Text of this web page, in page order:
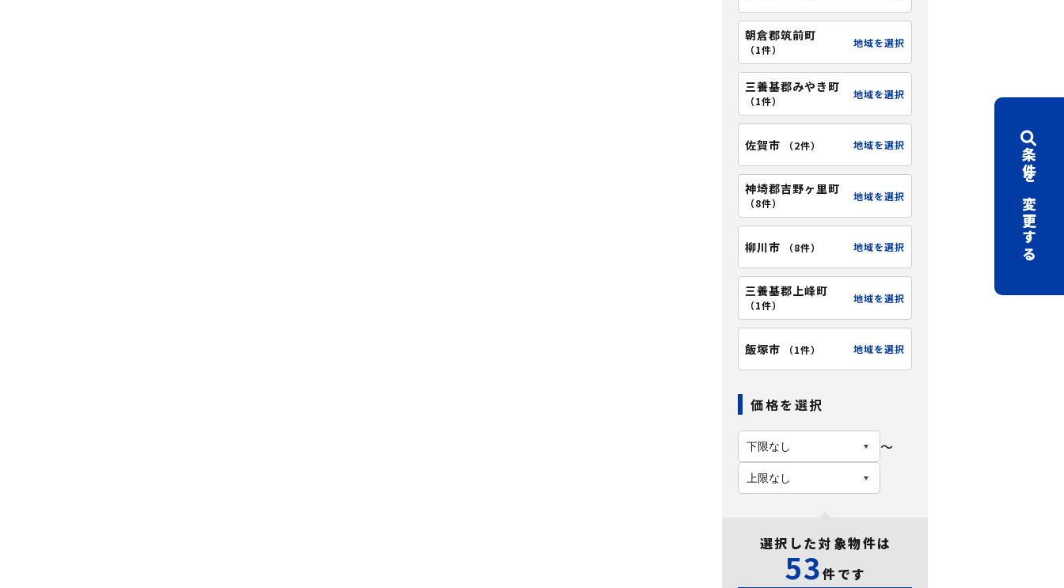
朝倉郡筑前町
（1件）
地域を選択
三養基郡みやき町
（1件）
地域を選択
佐賀市 （2件） 地域を選択
神埼郡吉野ヶ里町
（8件）
地域を選択
柳川市 （8件） 地域を選択
三養基郡上峰町
（1件）
地域を選択
飯塚市 （1件） 地域を選択
価格を選択
〜
選択した対象物件は
53件です
条件を変更する